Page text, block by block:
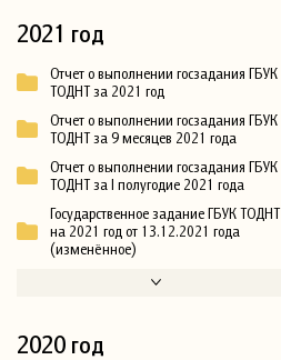
2021 год
Отчет о выполнении госзадания ГБУК
ТОДНТ за 2021 год
Отчет о выполнении госзадания ГБУК
ТОДНТ за 9 месяцев 2021 года
Отчет о выполнении госзадания ГБУК
ТОДНТ за I полугодие 2021 года
Государственное задание ГБУК ТОДНТ
на 2021 год от 13.12.2021 года
(изменённое)
2020 год